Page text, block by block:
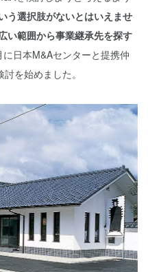
う選択肢がないとはいえませ
い範囲から事業継承先を探す
日本M&Aセンターと提携仲
を始めました。